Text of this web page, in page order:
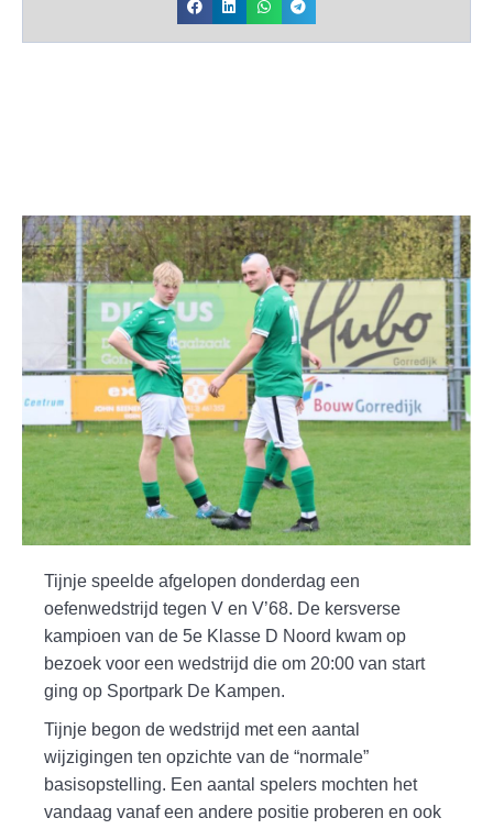
Tijnje speelde afgelopen donderdag een
oefenwedstrijd tegen V en V’68. De kersverse
kampioen van de 5e Klasse D Noord kwam op
bezoek voor een wedstrijd die om 20:00 van start
ging op Sportpark De Kampen.
Tijnje begon de wedstrijd met een aantal
wijzigingen ten opzichte van de “normale”
basisopstelling. Een aantal spelers mochten het
vandaag vanaf een andere positie proberen en ook